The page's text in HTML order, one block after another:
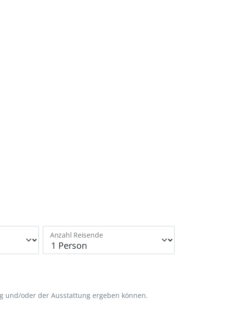
Anzahl Reisende
und/oder der Ausstattung ergeben können.